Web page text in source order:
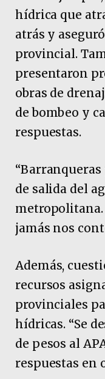
hídrica que
atrás y
provincial.
presentaron
obras de
de bombeo y
respuestas.
de salida del
metropolitana.
jamás nos
Además,
recursos
provinciales
hídricas. “Se
de pesos al
respuestas en